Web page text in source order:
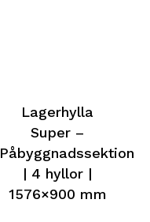
Lagerhylla
Super –
Påbyggnadssektion
| 4 hyllor |
1576×900 mm